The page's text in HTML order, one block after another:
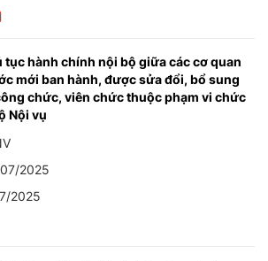
tục hành chính nội bộ giữa các cơ quan
mới ban hành, được sửa đổi, bổ sung
chức, viên chức thuộc phạm vi chức
Nội vụ
2025
2025